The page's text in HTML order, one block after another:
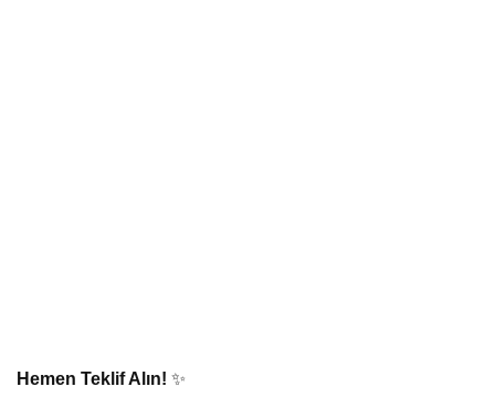
Hemen Teklif Alın! ✨